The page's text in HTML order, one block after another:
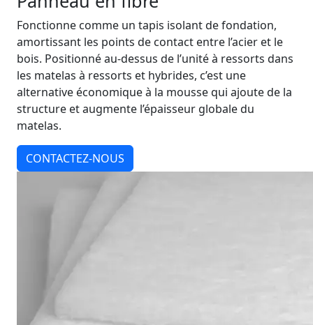
Fonctionne comme un tapis isolant de fondation,
amortissant les points de contact entre l’acier et le
bois. Positionné au-dessus de l’unité à ressorts dans
les matelas à ressorts et hybrides, c’est une
alternative économique à la mousse qui ajoute de la
structure et augmente l’épaisseur globale du
matelas.
CONTACTEZ-NOUS